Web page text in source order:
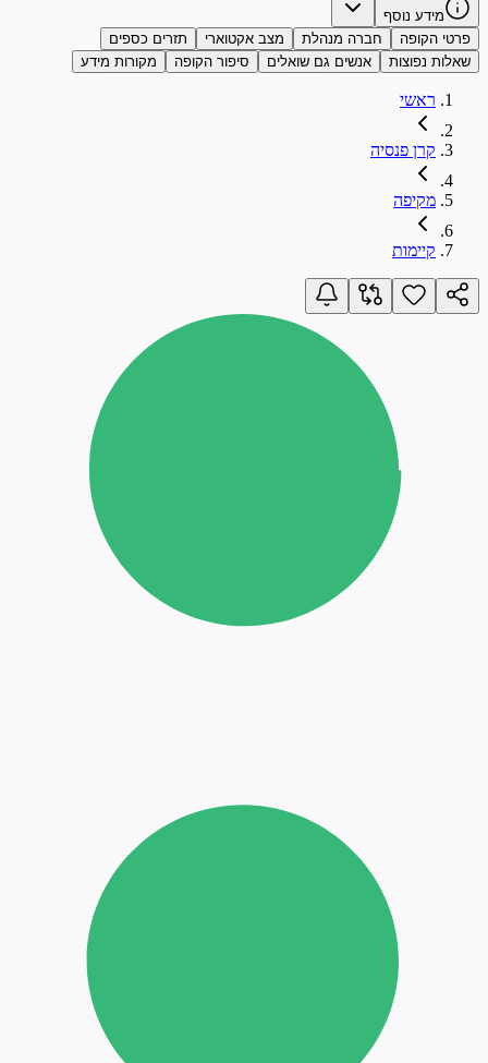
מידע נוסף
פרטי הקופה
חברה מנהלת מצב אקטוארי
תזרים כספים
שאלות נפוצות
אנשים גם שואלים סיפור הקופה מקורות מידע
ראשי
קרן פנסיה
מקיפה
קיימות